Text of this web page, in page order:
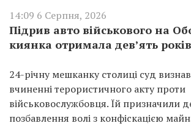
14:09 6 Серпня, 2026
Підрив авто військового на
киянка отримала дев’ять років
24-річну мешканку столиці суд
вчиненні терористичного акту проти
військовослужбовця. Їй призначили
позбавлення волі з конфіскацією